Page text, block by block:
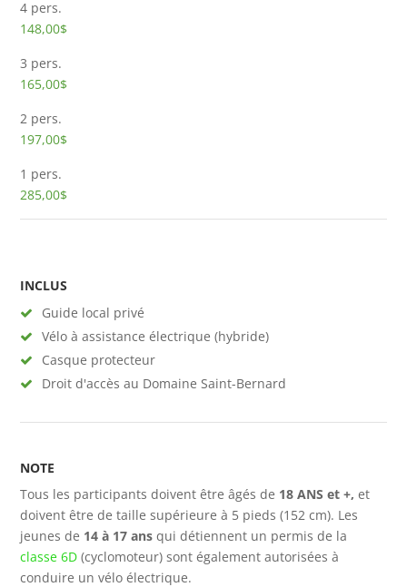
4 pers.
148,00$
3 pers.
165,00$
2 pers.
197,00$
1 pers.
285,00$
INCLUS
Guide local privé
Vélo à assistance électrique (hybride)
Casque protecteur
Droit d'accès au Domaine Saint-Bernard
NOTE
Tous les participants doivent être âgés de 18 ANS et +, et
doivent être de taille supérieure à 5 pieds (152 cm). Les
jeunes de 14 à 17 ans qui détiennent un permis de la
classe 6D (cyclomoteur) sont également autorisées à
conduire un vélo électrique.